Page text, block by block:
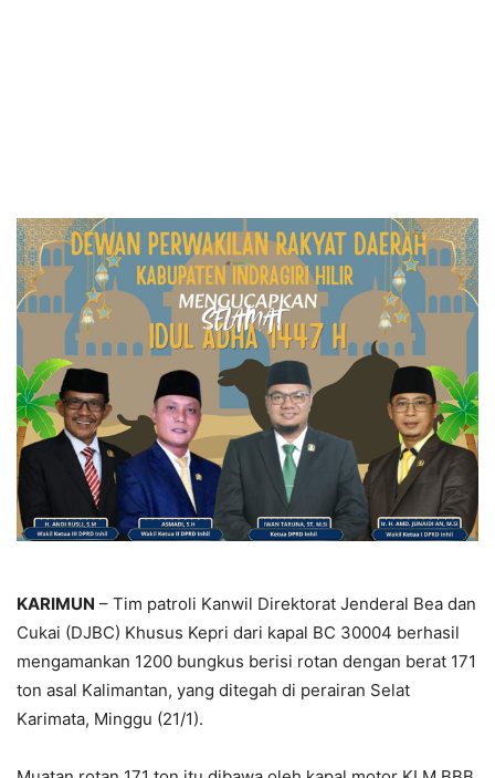
KARIMUN – Tim patroli Kanwil Direktorat Jenderal Bea dan
Cukai (DJBC) Khusus Kepri dari kapal BC 30004 berhasil
mengamankan 1200 bungkus berisi rotan dengan berat 171
ton asal Kalimantan, yang ditegah di perairan Selat
Karimata, Minggu (21/1).